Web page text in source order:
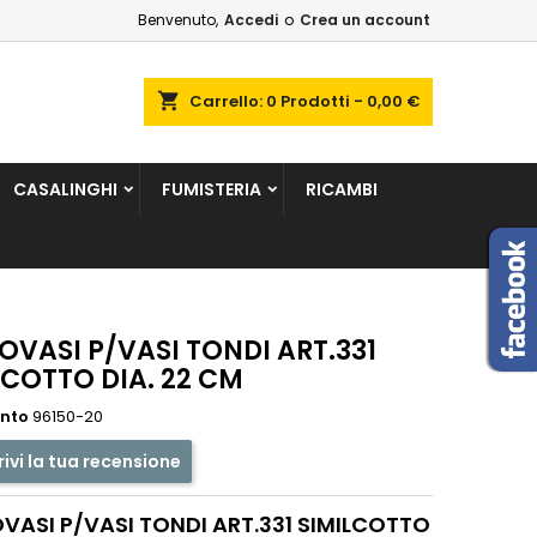
Benvenuto, Accedi o Crea un account
shopping_cart Carrello: 0 Prodotti - 0,00 €
CASALINGHI FUMISTERIA RICAMBI
P/VASI TONDI ART.331
DIA. 22 CM
96150-20
la tua recensione
P/VASI TONDI ART.331 SIMILCOTTO